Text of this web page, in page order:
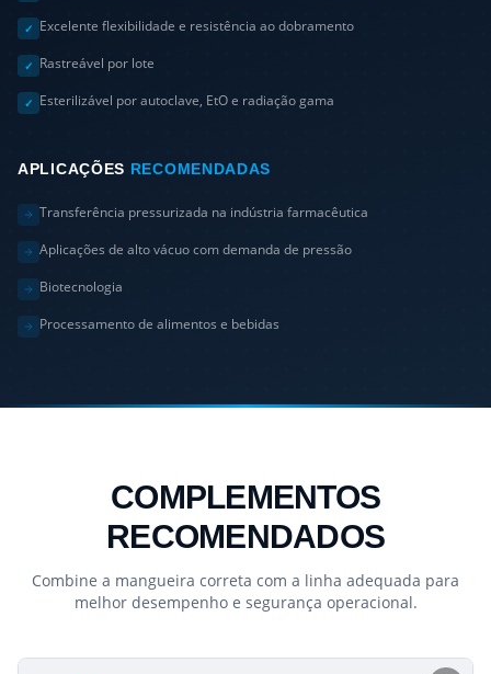
✓ Excelente flexibilidade e resistência ao dobramento
✓ Rastreável por lote
✓ Esterilizável por autoclave, EtO e radiação gama
APLICAÇÕES RECOMENDADAS
Transferência pressurizada na indústria farmacêutica
Aplicações de alto vácuo com demanda de pressão
Biotecnologia
Processamento de alimentos e bebidas
COMPLEMENTOS
RECOMENDADOS
Combine a mangueira correta com a linha adequada para
melhor desempenho e segurança operacional.